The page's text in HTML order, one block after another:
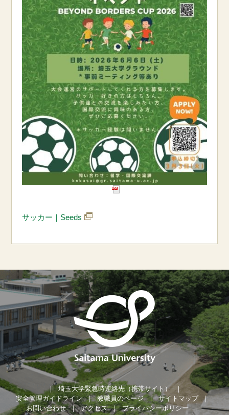
サッカー｜Seeds
埼玉大学緊急時連絡先（携帯サイト）
安全管理ガイドライン
教職員のページ
サイトマップ
お問い合わせ
アクセス
プライバシーポリシー